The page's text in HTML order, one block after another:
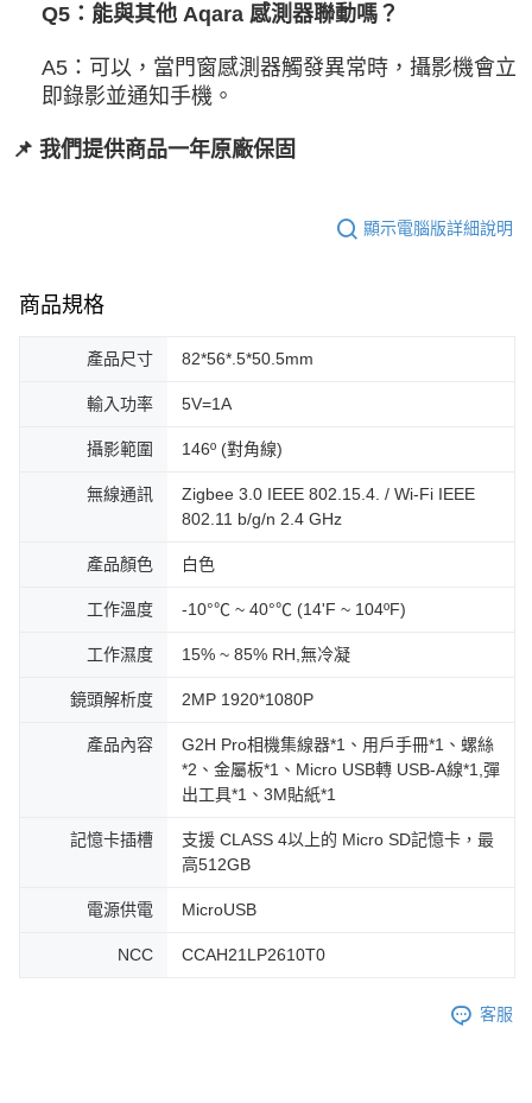
Q5：能與其他 Aqara 感測器聯動嗎？
A5：可以，當門窗感測器觸發異常時，攝影機會立
即錄影並通知手機。
📌 我們提供商品一年原廠保固
顯示電腦版詳細說明
商品規格
產品尺寸 82*56*.5*50.5mm
輸入功率 5V=1A
攝影範圍 146º (對角線)
無線通訊
Zigbee 3.0 IEEE 802.15.4. / Wi-Fi IEEE
802.11 b/g/n 2.4 GHz
產品顏色 白色
工作溫度 -10°℃ ~ 40°℃ (14'F ~ 104ºF)
工作濕度 15% ~ 85% RH,無冷凝
鏡頭解析度 2MP 1920*1080P
產品內容
G2H Pro相機集線器*1、用戶手冊*1、螺絲
*2、金屬板*1、Micro USB轉 USB-A線*1,彈
出工具*1、3M貼紙*1
記憶卡插槽
支援 CLASS 4以上的 Micro SD記憶卡，最
高512GB
電源供電 MicroUSB
NCC CCAH21LP2610T0
客服